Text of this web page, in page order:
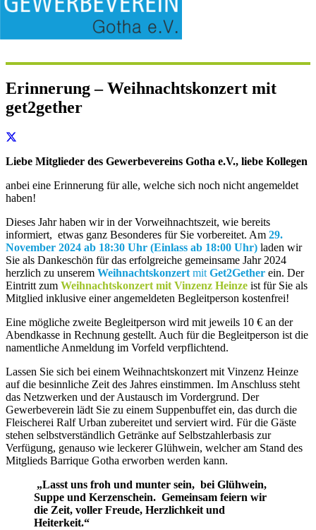
Erinnerung – Weihnachtskonzert mit
get2gether
Liebe Mitglieder des Gewerbevereins Gotha e.V., liebe Kollegen
anbei eine Erinnerung für alle, welche sich noch nicht angemeldet
haben!
Dieses Jahr haben wir in der Vorweihnachtszeit, wie bereits
informiert, etwas ganz Besonderes für Sie vorbereitet. Am 29.
November 2024 ab 18:30 Uhr (Einlass ab 18:00 Uhr) laden wir
Sie als Dankeschön für das erfolgreiche gemeinsame Jahr 2024
herzlich zu unserem Weihnachtskonzert mit Get2Gether ein. Der
Eintritt zum Weihnachtskonzert mit Vinzenz Heinze ist für Sie als
Mitglied inklusive einer angemeldeten Begleitperson kostenfrei!
Eine mögliche zweite Begleitperson wird mit jeweils 10 € an der
Abendkasse in Rechnung gestellt. Auch für die Begleitperson ist die
namentliche Anmeldung im Vorfeld verpflichtend.
Lassen Sie sich bei einem Weihnachtskonzert mit Vinzenz Heinze
auf die besinnliche Zeit des Jahres einstimmen. Im Anschluss steht
das Netzwerken und der Austausch im Vordergrund. Der
Gewerbeverein lädt Sie zu einem Suppenbuffet ein, das durch die
Fleischerei Ralf Urban zubereitet und serviert wird. Für die Gäste
stehen selbstverständlich Getränke auf Selbstzahlerbasis zur
Verfügung, genauso wie leckerer Glühwein, welcher am Stand des
Mitglieds Barrique Gotha erworben werden kann.
„Lasst uns froh und munter sein, bei Glühwein,
Suppe und Kerzenschein. Gemeinsam feiern wir
die Zeit, voller Freude, Herzlichkeit und
Heiterkeit.“